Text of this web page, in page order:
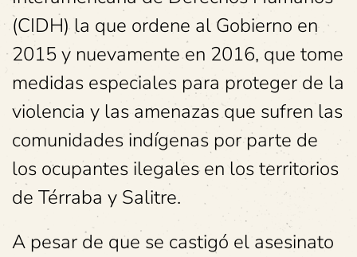
(CIDH) la que ordene al Gobierno en
2015 y nuevamente en 2016, que tome
medidas especiales para proteger de la
violencia y las amenazas que sufren las
comunidades indígenas por parte de
los ocupantes ilegales en los territorios
de Térraba y Salitre.
A pesar de que se castigó el asesinato